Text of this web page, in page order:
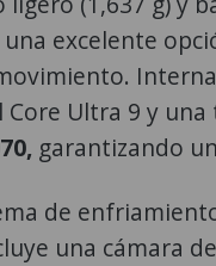
excelente
Ultra 9 y
garantizando
de
una cámara